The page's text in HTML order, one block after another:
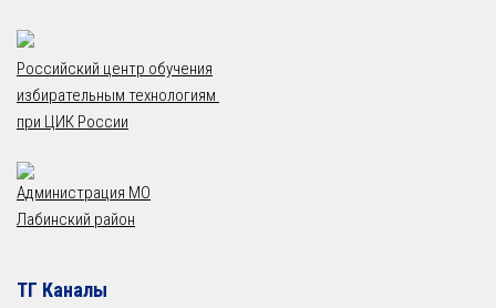
Российский центр обучения
избирательным технологиям
при ЦИК России
Администрация МО
Лабинский район
ТГ Каналы